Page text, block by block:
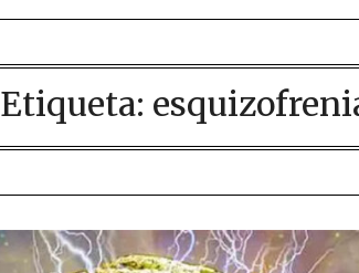
Etiqueta: